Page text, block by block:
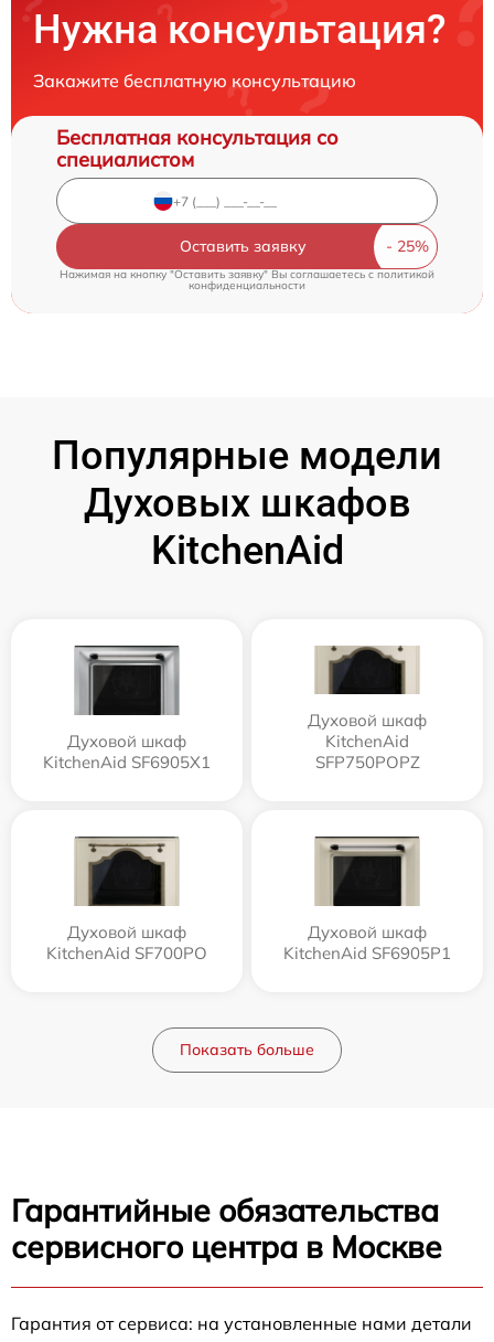
Нужна консультация?
Закажите бесплатную консультацию
Бесплатная консультация со
специалистом
Оставить заявку
Нажимая на кнопку "Оставить заявку" Вы соглашаетесь cполитикой
конфиденциальности
Популярные модели
Духовых шкафов
KitchenAid
Духовой шкаф
KitchenAid SF6905X1
Духовой шкаф
KitchenAid
SFP750POPZ
Духовой шкаф
KitchenAid SF700PO
Духовой шкаф
KitchenAid SF6905P1
Показать больше
Гарантийные обязательства
сервисного центра в Москве
Гарантия от сервиса: на установленные нами детали